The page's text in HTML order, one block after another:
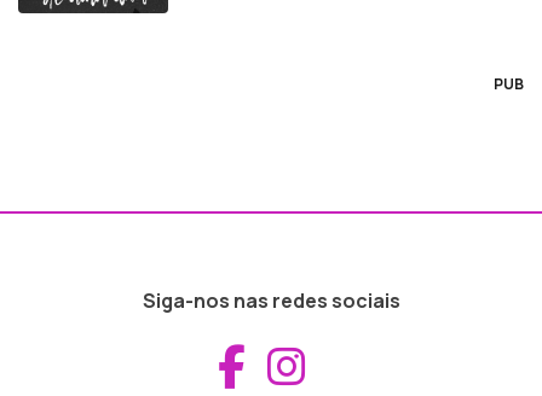
PUB
Siga-nos nas redes sociais
Aceder ao